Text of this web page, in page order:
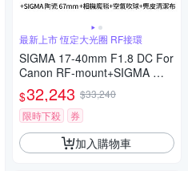
最新上市 恆定大光圈 RF接環
SIGMA 17-40mm F1.8 DC For
Canon RF-mount+SIGMA 陶
瓷 67mm保護鏡+相機魔毯+BW
-130吹球+麂皮清潔布(公司貨)
$32,243 $33,240
限時下殺
券
加入購物車